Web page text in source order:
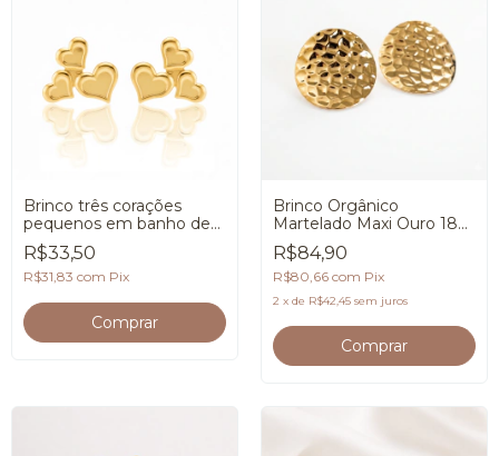
Brinco três corações
pequenos em banho de
Ouro 18K
R$33,50
R$31,83 com Pix
Brinco Orgânico
Martelado Maxi Ouro 18K
Premium
R$84,90
R$80,66 com Pix
2 x de R$42,45 sem juros